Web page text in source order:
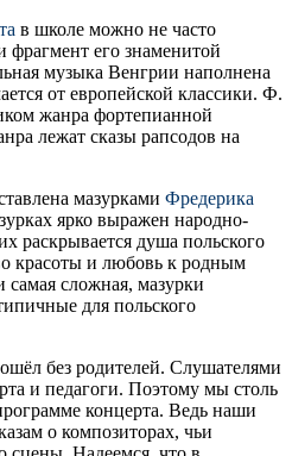
в школе можно не часто
его знаменитой
музыка Венгрии наполнена
от европейской классики. Ф.
жанра фортепианной
лежат сказы рапсодов на
мазурками Фредерика
ярко выражен народно-
раскрывается душа польского
красоты и любовь к родным
самая сложная, мазурки
для польского
без родителей. Слушателями
и педагоги. Поэтому мы столь
концерта. Ведь наши
о композиторах, чьи